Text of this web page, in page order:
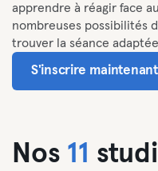
apprendre à réagir face
nombreuses possibilités
trouver la séance
S'inscrire
Nos 11